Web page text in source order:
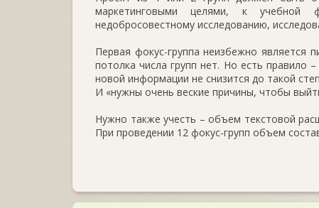
маркетинговыми целями, к учебной
недобросовестному исследованию,
Первая фокус-группа неизбежно является
потолка числа групп нет. Но есть правило
новой информации не снизится до такой
И «нужны очень веские причины, чтобы
Нужно также учесть – объем текстовой
При проведении 12 фокус-групп объем